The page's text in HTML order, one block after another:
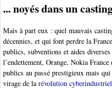
... noyés dans un
Mais à part eux : quel mauvais
décennies, et qui font perdre la
publics, subventions et aides
l’endettement, Orange, Nokia
publics au passé prestigieux mais
virage de larévolution